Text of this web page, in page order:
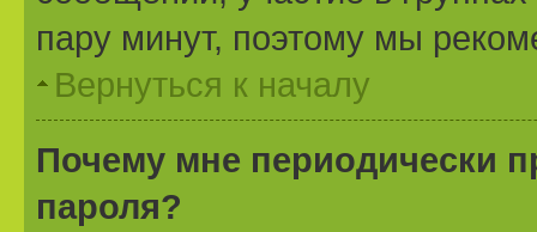
пару минут, поэтому мы
Вернуться к началу
Почему мне периодически
пароля?